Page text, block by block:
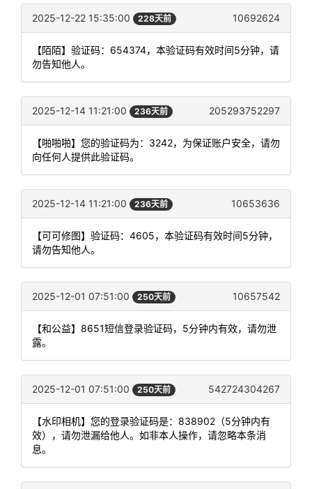
2025-12-22 15:35:00 228天前 10692624
【陌陌】验证码：654374，本验证码有效时间5分钟，请
勿告知他人。
2025-12-14 11:21:00 236天前 205293752297
【啪啪啪】您的验证码为：3242，为保证账户安全，请勿
向任何人提供此验证码。
2025-12-14 11:21:00 236天前 10653636
【可可修图】验证码：4605，本验证码有效时间5分钟，
请勿告知他人。
2025-12-01 07:51:00 250天前 10657542
【和公益】8651短信登录验证码，5分钟内有效，请勿泄
露。
2025-12-01 07:51:00 250天前 542724304267
【水印相机】您的登录验证码是：838902（5分钟内有
效），请勿泄漏给他人。如非本人操作，请忽略本条消
息。